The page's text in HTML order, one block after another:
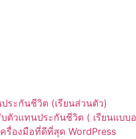
ระกันชีวิต (เรียนส่วนตัว)
ตัวแทนประกันชีวิต ( เรียนแบบ
ครื่องมือที่ดีที่สุด WordPress